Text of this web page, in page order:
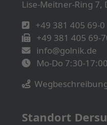
Lise-Meitner-Ring 7,
+49 381 405 69-0
+49 381 405 69-
info@golnik.de
Mo-Do 7:30-
Standort